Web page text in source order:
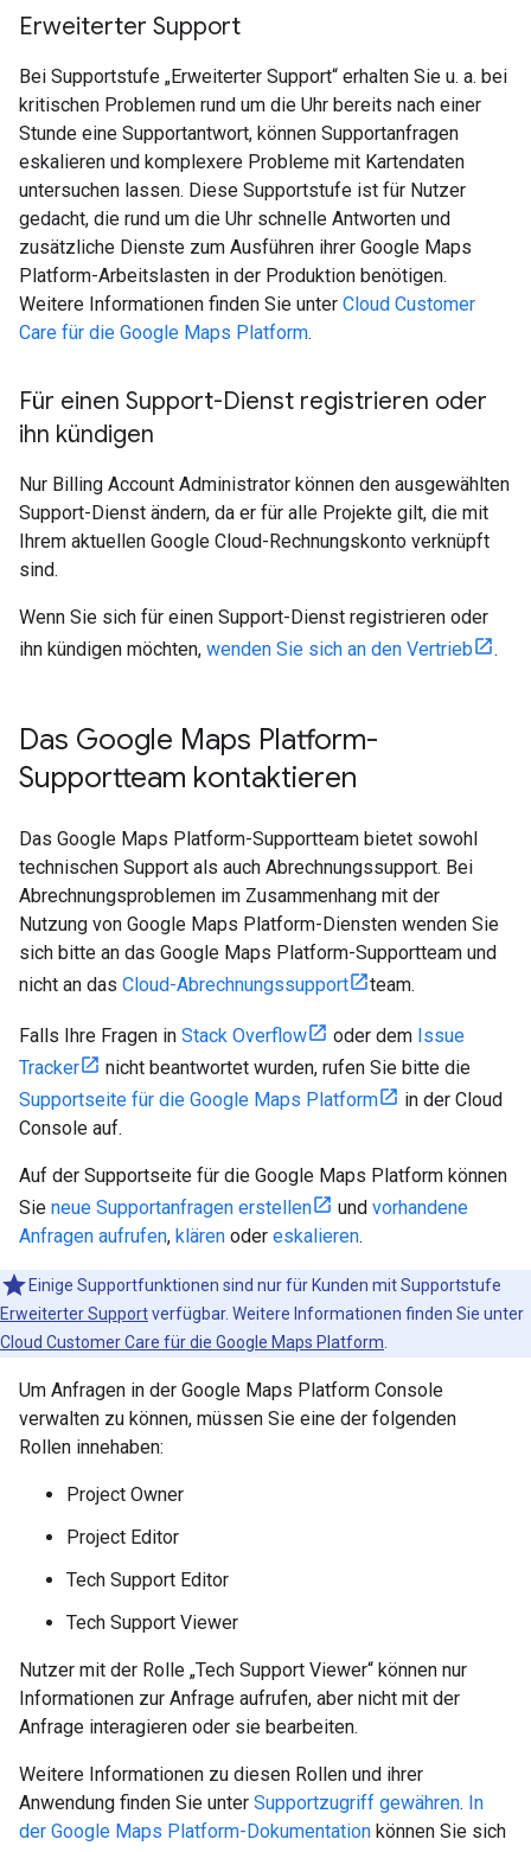
Erweiterter Support
Bei Supportstufe „Erweiterter Support“ erhalten Sie u. a. bei
kritischen Problemen rund um die Uhr bereits nach einer
Stunde eine Supportantwort, können Supportanfragen
eskalieren und komplexere Probleme mit Kartendaten
untersuchen lassen. Diese Supportstufe ist für Nutzer
gedacht, die rund um die Uhr schnelle Antworten und
zusätzliche Dienste zum Ausführen ihrer Google Maps
Platform-Arbeitslasten in der Produktion benötigen.
Weitere Informationen finden Sie unter Cloud Customer
Care für die Google Maps Platform.
Für einen Support-Dienst registrieren oder
ihn kündigen
Nur Billing Account Administrator können den ausgewählten
Support-Dienst ändern, da er für alle Projekte gilt, die mit
Ihrem aktuellen Google Cloud-Rechnungskonto verknüpft
sind.
Wenn Sie sich für einen Support-Dienst registrieren oder
ihn kündigen möchten, wenden Sie sich an den Vertrieb .
Das Google Maps Platform-
Supportteam kontaktieren
Das Google Maps Platform-Supportteam bietet sowohl
technischen Support als auch Abrechnungssupport. Bei
Abrechnungsproblemen im Zusammenhang mit der
Nutzung von Google Maps Platform-Diensten wenden Sie
sich bitte an das Google Maps Platform-Supportteam und
nicht an das Cloud-Abrechnungssupport team.
Falls Ihre Fragen in Stack Overflow oder dem Issue
Tracker
nicht beantwortet wurden, rufen Sie bitte die
Supportseite für die Google Maps Platform
in der Cloud
Console auf.
Auf der Supportseite für die Google Maps Platform können
Sie neue Supportanfragen erstellen und vorhandene
Anfragen aufrufen, klären oder eskalieren.
Einige Supportfunktionen sind nur für Kunden mit Supportstufe
Erweiterter Supportverfügbar. Weitere Informationen finden Sie unter
Cloud Customer Care für die Google Maps Platform
Um Anfragen in der Google Maps Platform Console
verwalten zu können, müssen Sie eine der folgenden
Rollen innehaben:
Project Owner
Project Editor
Tech Support Editor
Tech Support Viewer
Nutzer mit der Rolle „Tech Support Viewer“ können nur
Informationen zur Anfrage aufrufen, aber nicht mit der
Anfrage interagieren oder sie bearbeiten.
Weitere Informationen zu diesen Rollen und ihrer
Anwendung finden Sie unter Supportzugriff gewähren. In
der Google Maps Platform-Dokumentation können Sie sich